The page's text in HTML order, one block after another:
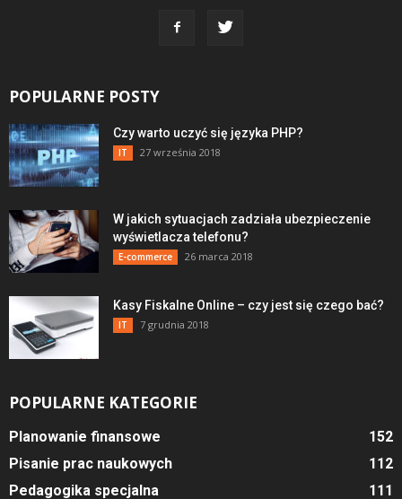
POPULARNE POSTY
Czy warto uczyć się języka PHP?
IT 27 września 2018
W jakich sytuacjach zadziała ubezpieczenie
wyświetlacza telefonu?
E-commerce 26 marca 2018
Kasy Fiskalne Online – czy jest się czego bać?
IT 7 grudnia 2018
POPULARNE KATEGORIE
Planowanie finansowe
152
Pisanie prac naukowych
112
Pedagogika specjalna
111